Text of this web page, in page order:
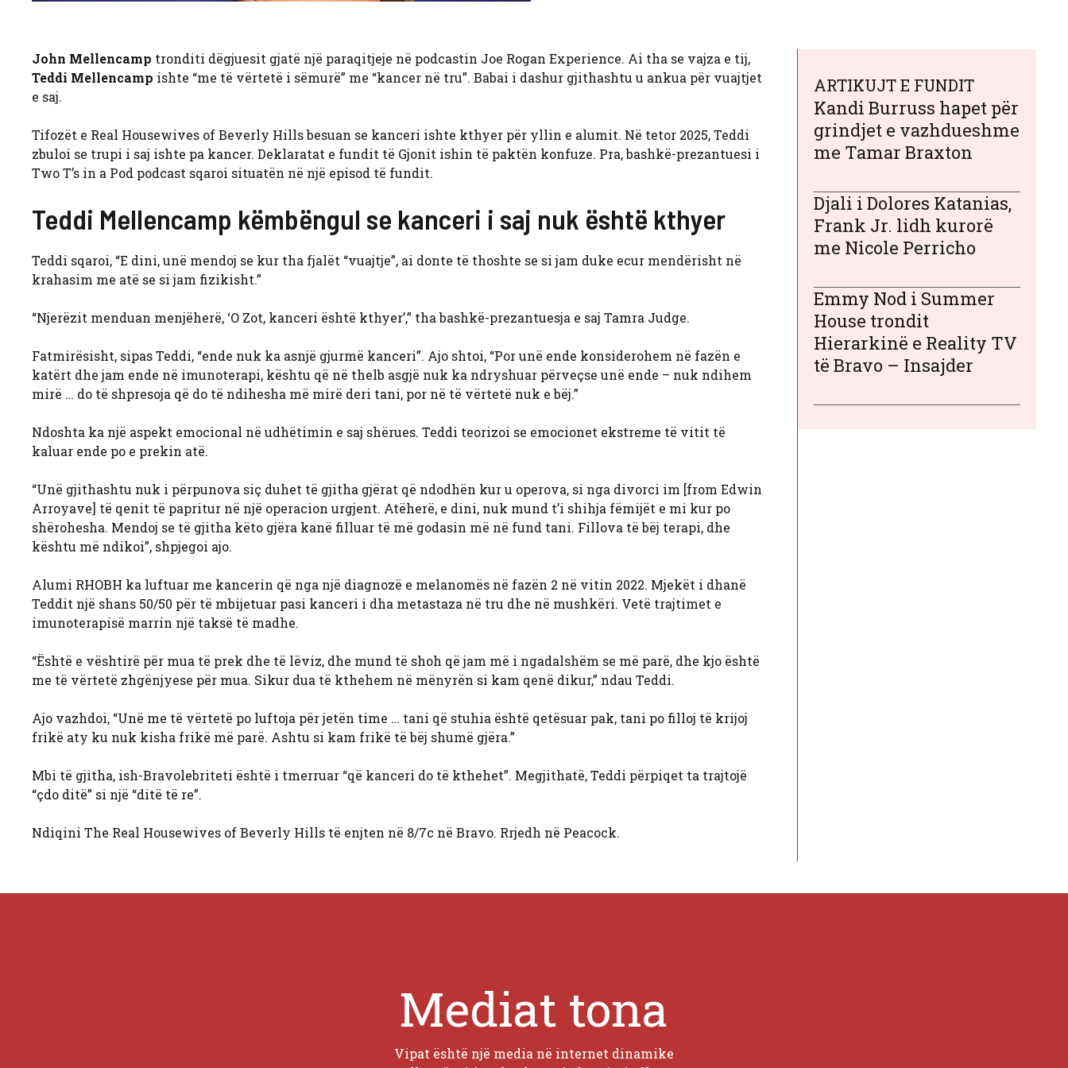
John Mellencamp tronditi dëgjuesit gjatë një paraqitjeje në podcastin Joe Rogan Experience. Ai tha se vajza e tij,
Teddi Mellencamp ishte “me të vërtetë i sëmurë” me “kancer në tru”. Babai i dashur gjithashtu u ankua për vuajtjet
e saj.
Tifozët e Real Housewives of Beverly Hills besuan se kanceri ishte kthyer për yllin e alumit. Në tetor 2025, Teddi
zbuloi se trupi i saj ishte pa kancer. Deklaratat e fundit të Gjonit ishin të paktën konfuze. Pra, bashkë-prezantuesi i
Two T’s in a Pod podcast sqaroi situatën në një episod të fundit.
Teddi Mellencamp këmbëngul se kanceri i saj nuk është kthyer
Teddi sqaroi, “E dini, unë mendoj se kur tha fjalët “vuajtje”, ai donte të thoshte se si jam duke ecur mendërisht në
krahasim me atë se si jam fizikisht.”
“Njerëzit menduan menjëherë, ‘O Zot, kanceri është kthyer’,” tha bashkë-prezantuesja e saj Tamra Judge.
Fatmirësisht, sipas Teddi, “ende nuk ka asnjë gjurmë kanceri”. Ajo shtoi, “Por unë ende konsiderohem në fazën e
katërt dhe jam ende në imunoterapi, kështu që në thelb asgjë nuk ka ndryshuar përveçse unë ende – nuk ndihem
mirë … do të shpresoja që do të ndihesha më mirë deri tani, por në të vërtetë nuk e bëj.”
Ndoshta ka një aspekt emocional në udhëtimin e saj shërues. Teddi teorizoi se emocionet ekstreme të vitit të
kaluar ende po e prekin atë.
“Unë gjithashtu nuk i përpunova siç duhet të gjitha gjërat që ndodhën kur u operova, si nga divorci im [from Edwin
Arroyave] të qenit të papritur në një operacion urgjent. Atëherë, e dini, nuk mund t’i shihja fëmijët e mi kur po
shërohesha. Mendoj se të gjitha këto gjëra kanë filluar të më godasin më në fund tani. Fillova të bëj terapi, dhe
kështu më ndikoi”, shpjegoi ajo.
Alumi RHOBH ka luftuar me kancerin që nga një diagnozë e melanomës në fazën 2 në vitin 2022. Mjekët i dhanë
Teddit një shans 50/50 për të mbijetuar pasi kanceri i dha metastaza në tru dhe në mushkëri. Vetë trajtimet e
imunoterapisë marrin një taksë të madhe.
“Është e vështirë për mua të prek dhe të lëviz, dhe mund të shoh që jam më i ngadalshëm se më parë, dhe kjo është
me të vërtetë zhgënjyese për mua. Sikur dua të kthehem në mënyrën si kam qenë dikur,” ndau Teddi.
Ajo vazhdoi, “Unë me të vërtetë po luftoja për jetën time … tani që stuhia është qetësuar pak, tani po filloj të krijoj
frikë aty ku nuk kisha frikë më parë. Ashtu si kam frikë të bëj shumë gjëra.”
Mbi të gjitha, ish-Bravolebriteti është i tmerruar “që kanceri do të kthehet”. Megjithatë, Teddi përpiqet ta trajtojë
“çdo ditë” si një “ditë të re”.
Ndiqini The Real Housewives of Beverly Hills të enjten në 8/7c në Bravo. Rrjedh në Peacock.
ARTIKUJT E FUNDIT
Kandi Burruss hapet për
grindjet e vazhdueshme
me Tamar Braxton
Djali i Dolores Katanias,
Frank Jr. lidh kurorë
me Nicole Perricho
Emmy Nod i Summer
House trondit
Hierarkinë e Reality TV
të Bravo – Insajder
Mediat tona
Vipat është një media në internet dinamike